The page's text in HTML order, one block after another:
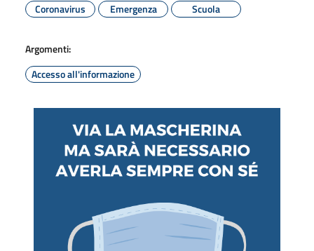
Coronavirus
Emergenza Scuola
Argomenti:
Accesso all'informazione